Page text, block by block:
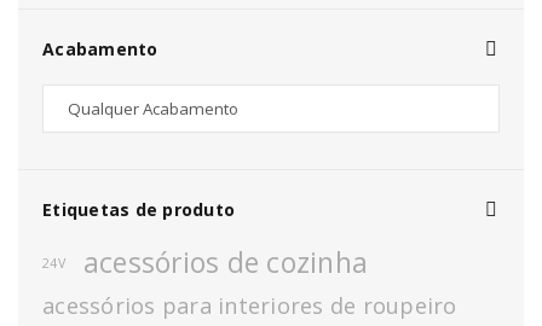
Acabamento
Etiquetas de produto
24V acessórios de cozinha
acessórios para interiores de roupeiro